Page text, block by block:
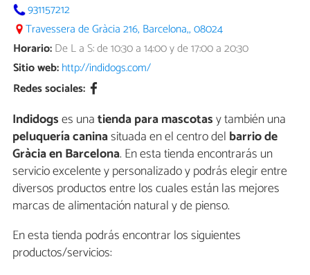
931157212
Travessera de Gràcia 216, Barcelona,, 08024
Horario:De L a S: de 10:30 a 14:00 y de 17:00 a 20:30
Sitio web:http://indidogs.com/
Redes sociales:
Indidogses unatienda para mascotasy también una
peluquería caninasituada en el centro del barrio de
Gràcia en Barcelona. En esta tienda encontrarás un
servicio excelente y personalizado y podrás elegir entre
diversos productos entre los cuales están las mejores
marcas de alimentación natural y de pienso.
En esta tienda podrás encontrar los siguientes
productos/servicios: